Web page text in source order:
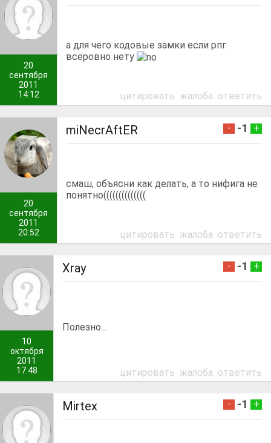
20
сентября
2011
14:12
а для чего кодовые замки если рпг
всёровно нету
цитировать жалоба ответить
20
сентября
2011
20:52
miNecrAftER - -1 +
смаш, объясни как делать, а то нифига не
понятно((((((((((((((
цитировать жалоба ответить
10
октября
2011
17:48
Xray - -1 +
Полезно...
цитировать жалоба ответить
Mirtex - -1 +